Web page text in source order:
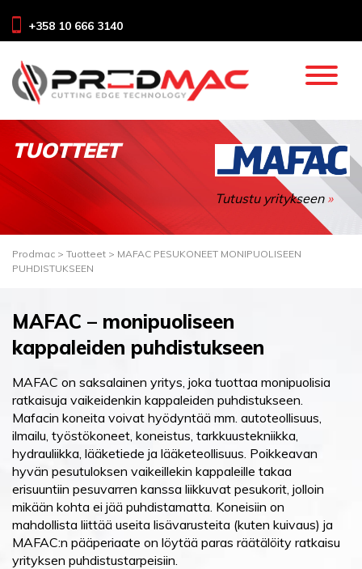
+358 10 666 3140
TUOTTEET
Tutustu yritykseen »
Prodmac > Tuotteet > MAFAC PESUKONEET MONIPUOLISEEN
PUHDISTUKSEEN
MAFAC – monipuoliseen
kappaleiden puhdistukseen
MAFAC on saksalainen yritys, joka tuottaa monipuolisia
ratkaisuja vaikeidenkin kappaleiden puhdistukseen.
Mafacin koneita voivat hyödyntää mm. autoteollisuus,
ilmailu, työstökoneet, koneistus, tarkkuustekniikka,
hydrauliikka, lääketiede ja lääketeollisuus. Poikkeavan
hyvän pesutuloksen vaikeillekin kappaleille takaa
erisuuntiin pesuvarren kanssa liikkuvat pesukorit, jolloin
mikään kohta ei jää puhdistamatta. Koneisiin on
mahdollista liittää useita lisävarusteita (kuten kuivaus) ja
MAFAC:n pääperiaate on löytää paras räätälöity ratkaisu
yrityksen puhdistustarpeisiin.